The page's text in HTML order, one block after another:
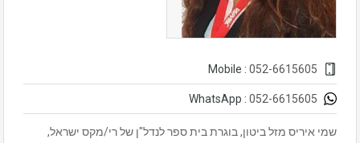
052-6615605
052-6615605
שמי איריס מזל ביטון, בוגרת בית ספר לנדל"ן של רי/מקס ישראל,